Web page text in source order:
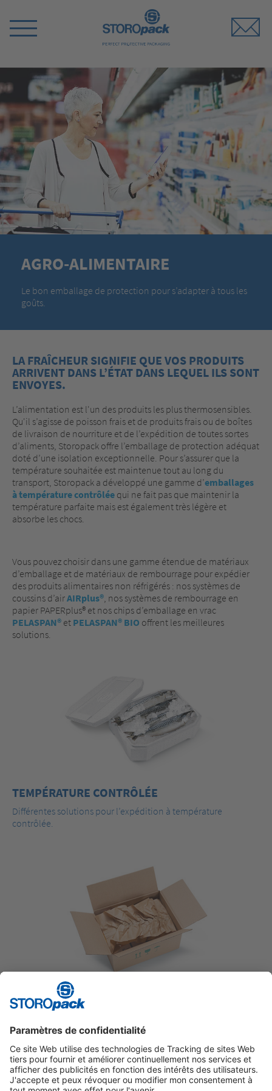
Switch
AGRO-ALIMENTAIRE
Le bon emballage de protection pour s’adapter à tous les
goûts.
LA FRAÎCHEUR SIGNIFIE QUE VOS PRODUITS
ARRIVENT DANS L’ÉTAT DANS LEQUEL ILS SONT
ENVOYES.
L’alimentation est l'un des produits les plus thermosensibles.
Qu'il s’agisse de poisson frais et de produits frais ou de boîtes
de livraison de nourriture et de l’expédition de toutes sortes
d’aliments, Storopack offre l’emballage de protection adéquat
doté d’une isolation exceptionnelle. Pour s’assurer que la
température souhaitée est maintenue tout au long du
transport, Storopack a développé une gamme d’emballages
à température contrôlée qui ne fait pas que maintenir la
température parfaite mais est également très légère et
absorbe les chocs.
Vous pouvez choisir dans une gamme étendue de matériaux
d’emballage et de matériaux de rembourrage pour expédier
des produits alimentaires non réfrigérés : nos systèmes de
coussins d’airAIRplus® , nos systèmes de rembourrage en
papier PAPERplus® et nos chips d’emballage en vrac
PELASPAN® et PELASPAN® BIO offrent les meilleures
solutions.
TEMPÉRATURE CONTRÔLÉE
Différentes solutions pour l’expédition à température
contrôlée.
SANS INCIDENCE DE LA TEMPÉRATURE
Un emballage sûr et fiable des denrées alimentaires non
Instagram LinkedIn Vimeo